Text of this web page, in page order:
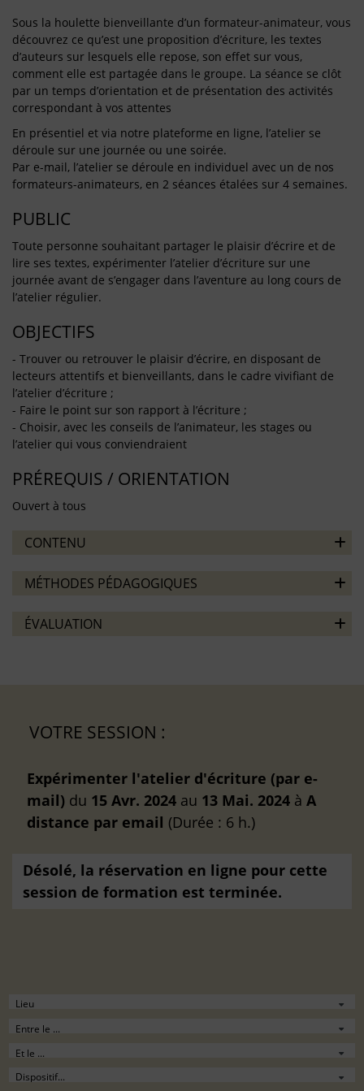
Sous la houlette bienveillante d’un formateur-animateur, vous
découvrez ce qu’est une proposition d’écriture, les textes
d’auteurs sur lesquels elle repose, son effet sur vous,
comment elle est partagée dans le groupe. La séance se clôt
par un temps d’orientation et de présentation des activités
correspondant à vos attentes
En présentiel et via notre plateforme en ligne, l’atelier se
déroule sur une journée ou une soirée.
Par e-mail, l’atelier se déroule en individuel avec un de nos
formateurs-animateurs, en 2 séances étalées sur 4 semaines.
PUBLIC
Toute personne souhaitant partager le plaisir d’écrire et de
lire ses textes, expérimenter l’atelier d’écriture sur une
journée avant de s’engager dans l’aventure au long cours de
l’atelier régulier.
OBJECTIFS
- Trouver ou retrouver le plaisir d’écrire, en disposant de
lecteurs attentifs et bienveillants, dans le cadre vivifiant de
l’atelier d’écriture ;
- Faire le point sur son rapport à l’écriture ;
- Choisir, avec les conseils de l’animateur, les stages ou
l’atelier qui vous conviendraient
PRÉREQUIS / ORIENTATION
Ouvert à tous
CONTENU
MÉTHODES PÉDAGOGIQUES
ÉVALUATION
VOTRE SESSION :
Expérimenter l'atelier d'écriture (par e-
mail) du 15 Avr. 2024 au 13 Mai. 2024 à A
distance par email (Durée : 6 h.)
Désolé, la réservation en ligne pour cette
session de formation est terminée.